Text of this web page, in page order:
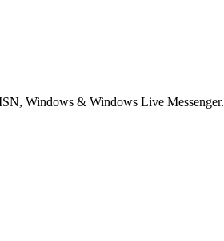
Windows & Windows Live Messenger.